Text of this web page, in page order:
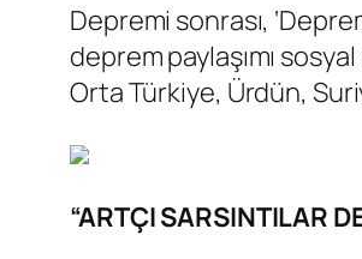
Depremi sonrası,
deprem paylaşımı
Orta Türkiye, Ürdün,
“ARTÇI SARSINTILAR